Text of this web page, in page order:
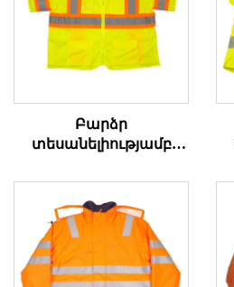
Բարձր
տեսանելիությամբ